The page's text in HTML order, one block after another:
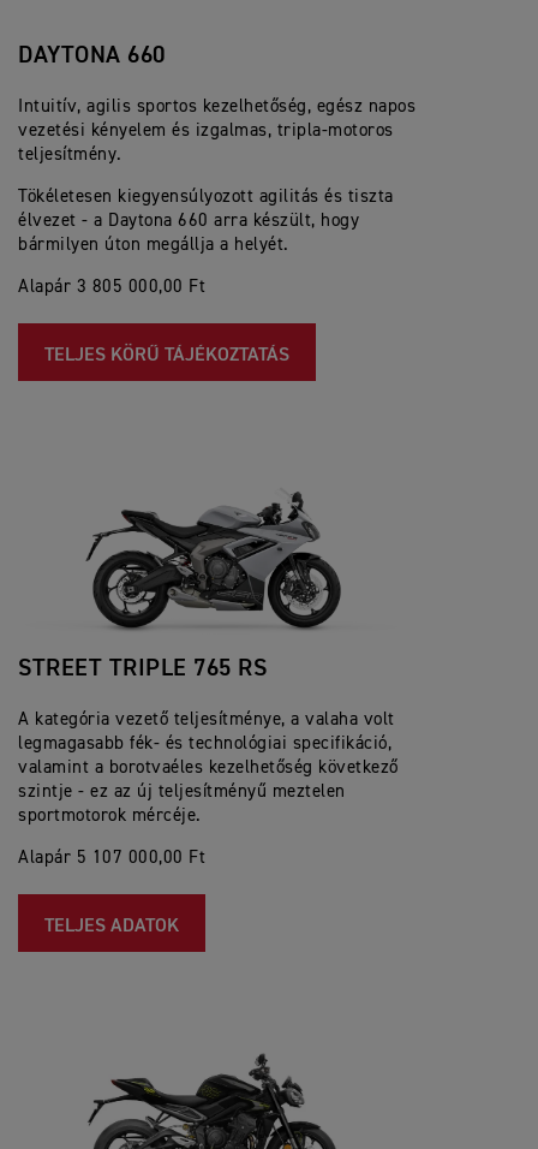
DAYTONA 660
Intuitív, agilis sportos kezelhetőség, egész napos
vezetési kényelem és izgalmas, tripla-motoros
teljesítmény.
Tökéletesen kiegyensúlyozott agilitás és tiszta
élvezet - a Daytona 660 arra készült, hogy
bármilyen úton megállja a helyét.
Alapár 3 805 000,00 Ft
TELJES KÖRŰ TÁJÉKOZTATÁS
STREET TRIPLE 765 RS
A kategória vezető teljesítménye, a valaha volt
legmagasabb fék- és technológiai specifikáció,
valamint a borotvaéles kezelhetőség következő
szintje - ez az új teljesítményű meztelen
sportmotorok mércéje.
Alapár 5 107 000,00 Ft
TELJES ADATOK